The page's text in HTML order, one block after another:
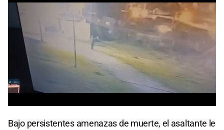
of
Bajo persistentes amenazas de muerte, el asaltante le